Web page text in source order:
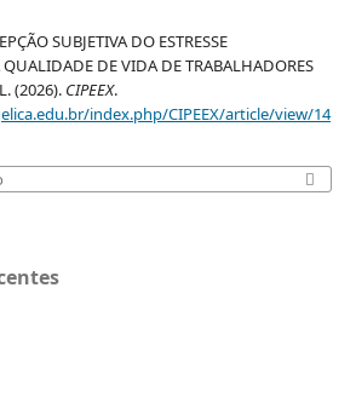
SUBJETIVA DO ESTRESSE
DE VIDA DE TRABALHADORES
(2026). CIPEEX.
index.php/CIPEEX/article/view/14